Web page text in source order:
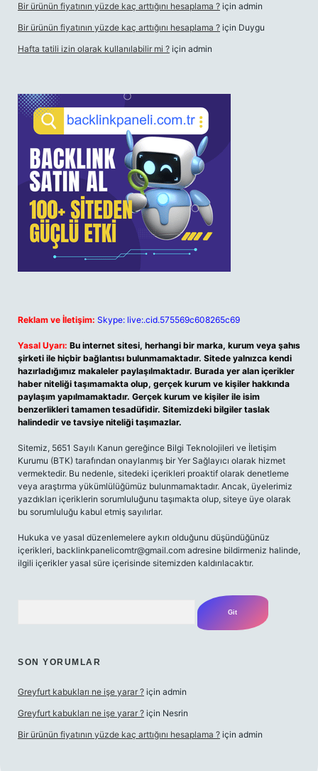
Bir ürünün fiyatının yüzde kaç arttığını hesaplama ? için admin
Bir ürünün fiyatının yüzde kaç arttığını hesaplama ? için Duygu
Hafta tatili izin olarak kullanılabilir mi ? için admin
Reklam ve İletişim: Skype: live:.cid.575569c608265c69
Yasal Uyarı: Bu internet sitesi, herhangi bir marka, kurum veya şahıs
şirketi ile hiçbir bağlantısı bulunmamaktadır. Sitede yalnızca kendi
hazırladığımız makaleler paylaşılmaktadır. Burada yer alan içerikler
haber niteliği taşımamakta olup, gerçek kurum ve kişiler hakkında
paylaşım yapılmamaktadır. Gerçek kurum ve kişiler ile isim
benzerlikleri tamamen tesadüfidir. Sitemizdeki bilgiler taslak
halindedir ve tavsiye niteliği taşımazlar.
Sitemiz, 5651 Sayılı Kanun gereğince Bilgi Teknolojileri ve İletişim
Kurumu (BTK) tarafından onaylanmış bir Yer Sağlayıcı olarak hizmet
vermektedir. Bu nedenle, sitedeki içerikleri proaktif olarak denetleme
veya araştırma yükümlülüğümüz bulunmamaktadır. Ancak, üyelerimiz
yazdıkları içeriklerin sorumluluğunu taşımakta olup, siteye üye olarak
bu sorumluluğu kabul etmiş sayılırlar.
Hukuka ve yasal düzenlemelere aykırı olduğunu düşündüğünüz
içerikleri, backlinkpanelicomtr@gmail.com adresine bildirmeniz halinde,
ilgili içerikler yasal süre içerisinde sitemizden kaldırılacaktır.
SON YORUMLAR
Greyfurt kabukları ne işe yarar ? için admin
Greyfurt kabukları ne işe yarar ? için Nesrin
Bir ürünün fiyatının yüzde kaç arttığını hesaplama ? için admin